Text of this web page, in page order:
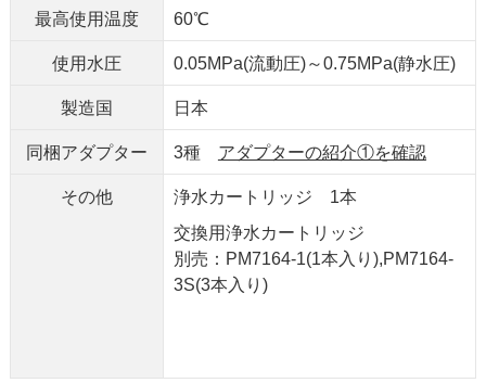
最高使用温度 60℃
使用水圧 0.05MPa(流動圧)～0.75MPa(静水圧)
製造国 日本
同梱アダプター 3種 アダプターの紹介①を確認
その他
浄水カートリッジ 1本
交換用浄水カートリッジ
別売：PM7164-1(1本入り),PM7164-
3S(3本入り)